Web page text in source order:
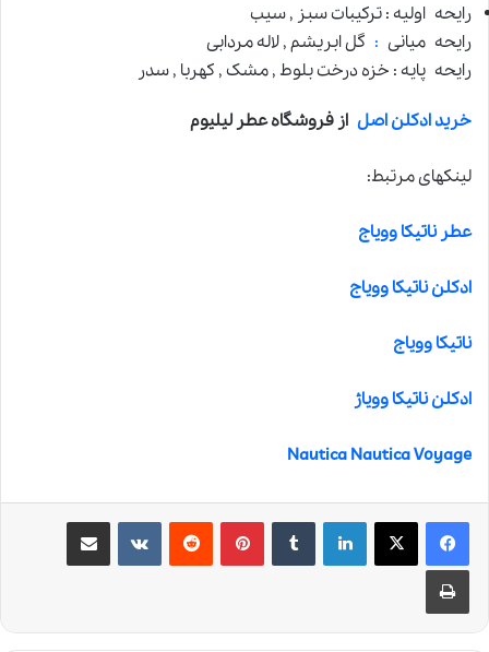
رایحه اولیه : ترکیبات سبز , سیب
رایحه میانی : گل ابریشم , لاله مردابی
رایحه پایه : خزه درخت بلوط , مشک , کهربا , سدر
خرید ادکلن اصل از فروشگاه عطر لیلیوم
لینکهای مرتبط:
عطر ناتیکا وویاج
ادکلن ناتیکا وویاج
ناتیکا وویاج
ادکلن ناتیکا وویاژ
Nautica Nautica Voyage
لینکدین ‫تامبلر ‫پین‌ترست‫رددیت ‫VKontakteاشتراک گذاری از طریق ایمیل
چاپ